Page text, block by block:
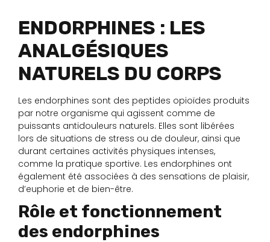
ENDORPHINES : LES
ANALGÉSIQUES
NATURELS DU CORPS
Les endorphines sont des peptides opioïdes produits
par notre organisme qui agissent comme de
puissants antidouleurs naturels. Elles sont libérées
lors de situations de stress ou de douleur, ainsi que
durant certaines activités physiques intenses,
comme la pratique sportive. Les endorphines ont
également été associées à des sensations de plaisir,
d’euphorie et de bien-être.
Rôle et fonctionnement
des endorphines